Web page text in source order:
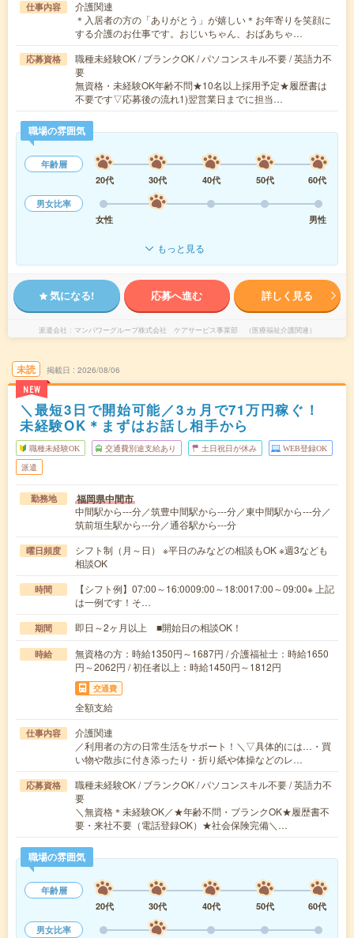
仕事内容
介護関連
＊入居者の方の「ありがとう」が嬉しい＊お年寄りを笑顔に
する介護のお仕事です。おじいちゃん、おばあちゃ…
応募資格
職種未経験OK / ブランクOK / パソコンスキル不要 / 英語力不
要
無資格・未経験OK年齢不問★10名以上採用予定★履歴書は
不要です▽応募後の流れ1)翌営業日までに担当…
職場の雰囲気
年齢層
20代
30代 40代 50代
60代
男女比率
女性
男性
もっと見る
気になる! 応募へ進む 詳しく見る
派遣会社 マンパワーグループ株式会社 ケアサービス事業部 （医療福祉介護関連）
未読
NEW
掲載日 2026/08/06
＼最短3日で開始可能／3ヵ月で71万円稼ぐ！
未経験OK＊まずはお話し相手から
職種未経験OK 交通費別途支給あり 土日祝日が休み WEB登録OK
派遣
勤務地 福岡県中間市
中間駅から---分／筑豊中間駅から---分／東中間駅から---分／
筑前垣生駅から---分／通谷駅から---分
曜日頻度
シフト制（月～日） ※平日のみなどの相談もOK ※週3なども
相談OK
時間
【シフト例】07:00～16:0009:00～18:0017:00～09:00※ 上記
は一例です！そ…
期間 即日～2ヶ月以上 ■開始日の相談OK！
時給
無資格の方：時給1350円～1687円 / 介護福祉士：時給1650
円～2062円 / 初任者以上：時給1450円～1812円
交通費
全額支給
仕事内容
介護関連
／利用者の方の日常生活をサポート！＼▽具体的には…・買
い物や散歩に付き添ったり・折り紙や体操などのレ…
応募資格
職種未経験OK / ブランクOK / パソコンスキル不要 / 英語力不
要
＼無資格＊未経験OK／★年齢不問・ブランクOK★履歴書不
要・来社不要（電話登録OK）★社会保険完備＼…
職場の雰囲気
年齢層
20代
30代 40代 50代
60代
男女比率